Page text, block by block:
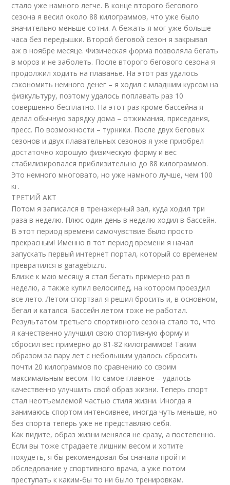
стало уже намного легче. В конце второго бегового
сезона я весил около 88 килограммов, что уже было
значительно меньше сотни. А бежать я мог уже больше
часа без передышки. Второй беговой сезон я закрывал
аж в ноябре месяце. Физическая форма позволяла бегать
в мороз и не заболеть. После второго бегового сезона я
продолжил ходить на плаванье. На этот раз удалось
сэкономить немного денег – я ходил с младшим курсом на
физкультуру, поэтому удалось поплавать раз 10
совершенно бесплатно. На этот раз кроме бассейна я
делал обычную зарядку дома – отжимания, приседания,
пресс. По возможности – турники. После двух беговых
сезонов и двух плавательных сезонов я уже приобрел
достаточно хорошую физическую форму и вес
стабилизировался приблизительно до 88 килограммов.
Это немного многовато, но уже намного лучше, чем 100
кг.
ТРЕТИЙ АКТ
Потом я записался в тренажерный зал, куда ходил три
раза в неделю. Плюс один день в неделю ходил в бассейн.
В этот период времени самочувствие было просто
прекрасным! Именно в тот период времени я начал
запускать первый интернет портал, который со временем
превратился в garagebiz.ru.
Ближе к маю месяцу я стал бегать примерно раз в
неделю, а также купил велосипед, на котором проездил
все лето. Летом спортзал я решил бросить и, в основном,
бегал и катался. Бассейн летом тоже не работал.
Результатом третьего спортивного сезона стало то, что
я качественно улучшил свою спортивную форму и
сбросил вес примерно до 81-82 килограммов! Таким
образом за пару лет с небольшим удалось сбросить
почти 20 килограммов по сравнению со своим
максимальным весом. Но самое главное – удалось
качественно улучшить свой образ жизни. Теперь спорт
стал неотъемлемой частью стиля жизни. Иногда я
занимаюсь спортом интенсивнее, иногда чуть меньше, но
без спорта теперь уже не представляю себя.
Как видите, образ жизни менялся не сразу, а постепенно.
Если вы тоже страдаете лишним весом и хотите
похудеть, я бы рекомендовал бы сначала пройти
обследование у спортивного врача, а уже потом
преступать к каким-бы то ни было тренировкам.